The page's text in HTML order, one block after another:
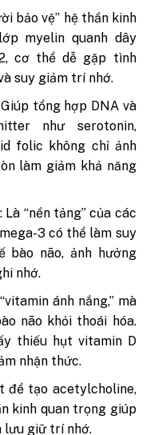
bảo vệ” hệ thần kinh
myelin quanh dây
cơ thể dễ gặp tình
suy giảm trí nhớ.
tổng hợp DNA và
như serotonin,
folic không chỉ ảnh
làm giảm khả năng
: Là “nền tảng” của các
3 có thể làm suy
não, ảnh hưởng
nhớ.
ánh nắng,” mà
não khỏi thoái hóa.
thiếu hụt vitamin D
nhận thức.
để tạo acetylcholine,
kinh quan trọng giúp
lưu giữ trí nhớ.